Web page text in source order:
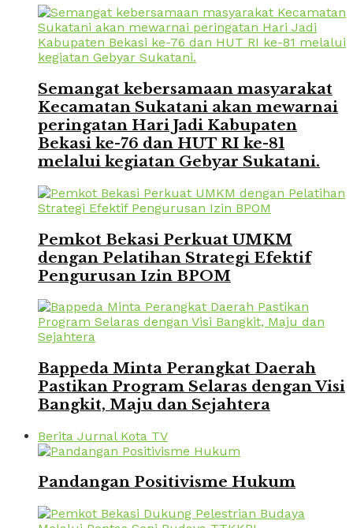
Semangat kebersamaan masyarakat
Kecamatan Sukatani akan mewarnai
peringatan Hari Jadi Kabupaten
Bekasi ke-76 dan HUT RI ke-81
melalui kegiatan Gebyar Sukatani.
Pemkot Bekasi Perkuat UMKM
dengan Pelatihan Strategi Efektif
Pengurusan Izin BPOM
Bappeda Minta Perangkat Daerah
Pastikan Program Selaras dengan Visi
Bangkit, Maju dan Sejahtera
Berita Jurnal Kota TV
Pandangan Positivisme Hukum